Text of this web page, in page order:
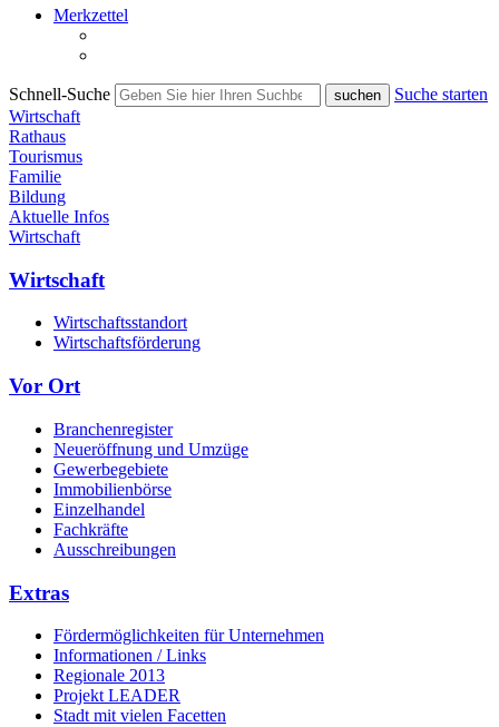
Merkzettel
Schnell-Suche
Suche starten
Wirtschaft
Rathaus
Tourismus
Familie
Bildung
Aktuelle Infos
Wirtschaft
Wirtschaft
Wirtschaftsstandort
Wirtschaftsförderung
Vor Ort
Branchenregister
Neueröffnung und Umzüge
Gewerbegebiete
Immobilienbörse
Einzelhandel
Fachkräfte
Ausschreibungen
Extras
Fördermöglichkeiten für Unternehmen
Informationen / Links
Regionale 2013
Projekt LEADER
Stadt mit vielen Facetten